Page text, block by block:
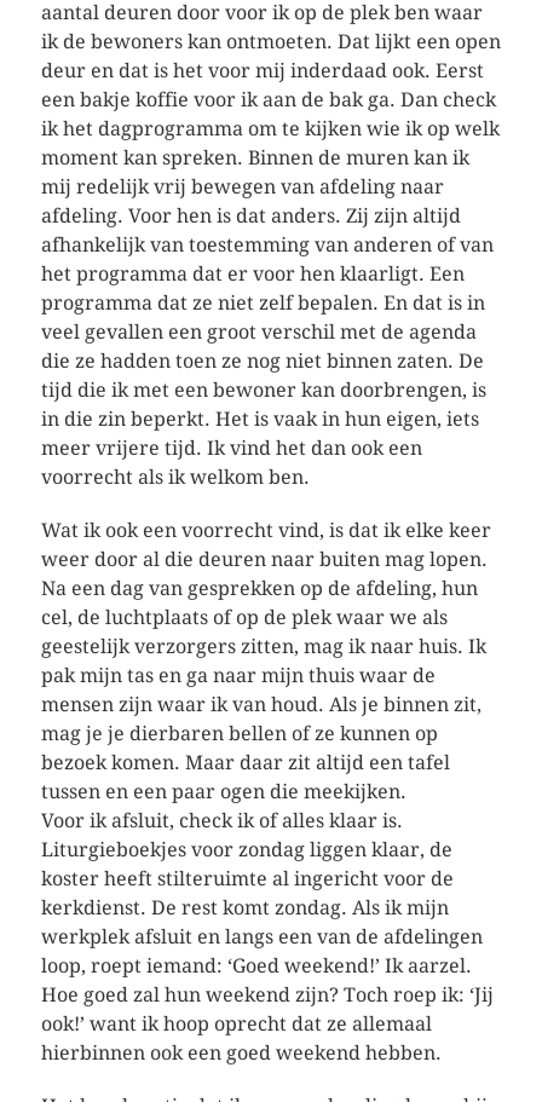
aantal deuren door voor ik op de plek ben waar
ik de bewoners kan ontmoeten. Dat lijkt een open
deur en dat is het voor mij inderdaad ook. Eerst
een bakje koffie voor ik aan de bak ga. Dan check
ik het dagprogramma om te kijken wie ik op welk
moment kan spreken. Binnen de muren kan ik
mij redelijk vrij bewegen van afdeling naar
afdeling. Voor hen is dat anders. Zij zijn altijd
afhankelijk van toestemming van anderen of van
het programma dat er voor hen klaarligt. Een
programma dat ze niet zelf bepalen. En dat is in
veel gevallen een groot verschil met de agenda
die ze hadden toen ze nog niet binnen zaten. De
tijd die ik met een bewoner kan doorbrengen, is
in die zin beperkt. Het is vaak in hun eigen, iets
meer vrijere tijd. Ik vind het dan ook een
voorrecht als ik welkom ben.
Wat ik ook een voorrecht vind, is dat ik elke keer
weer door al die deuren naar buiten mag lopen.
Na een dag van gesprekken op de afdeling, hun
cel, de luchtplaats of op de plek waar we als
geestelijk verzorgers zitten, mag ik naar huis. Ik
pak mijn tas en ga naar mijn thuis waar de
mensen zijn waar ik van houd. Als je binnen zit,
mag je je dierbaren bellen of ze kunnen op
bezoek komen. Maar daar zit altijd een tafel
tussen en een paar ogen die meekijken.
Voor ik afsluit, check ik of alles klaar is.
Liturgieboekjes voor zondag liggen klaar, de
koster heeft stilteruimte al ingericht voor de
kerkdienst. De rest komt zondag. Als ik mijn
werkplek afsluit en langs een van de afdelingen
loop, roept iemand: ‘Goed weekend!’ Ik aarzel.
Hoe goed zal hun weekend zijn? Toch roep ik: ‘Jij
ook!’ want ik hoop oprecht dat ze allemaal
hierbinnen ook een goed weekend hebben.